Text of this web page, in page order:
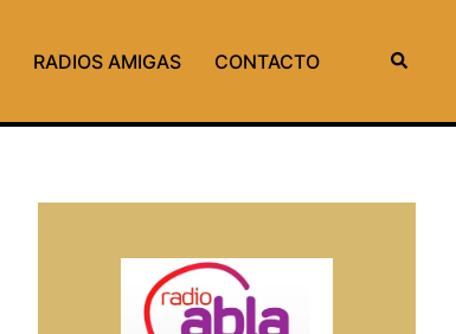
RADIOS AMIGAS CONTACTO Buscar